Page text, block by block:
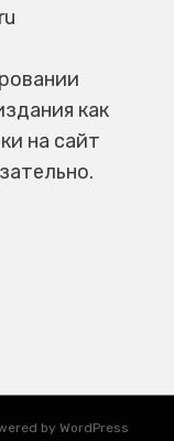
как
на сайт
by WordPress